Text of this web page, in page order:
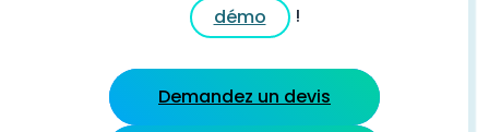
démo
!
Demandez un devis